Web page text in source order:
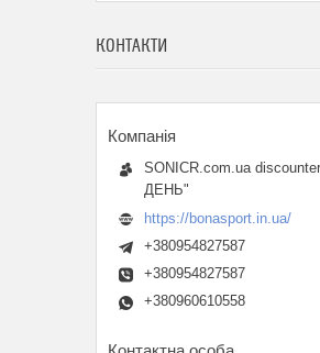
КОНТАКТИ
SONICR.com.ua
ДЕНЬ"
https://bonasport.in.ua/
+380954827587
+380954827587
+380960610558